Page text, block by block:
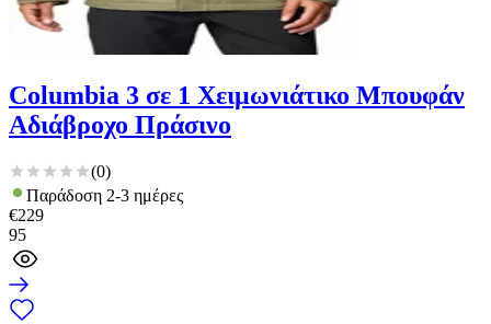
Columbia 3 σε 1 Χειμωνιάτικο Μπουφάν
Αδιάβροχο Πράσινο
(0)
Παράδοση 2-3 ημέρες
€229
95